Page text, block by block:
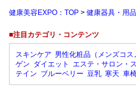
健康美容EXPO：TOP > 健康器具・用品
■注目カテゴリ・コンテンツ
スキンケア 男性化粧品（メンズコス
ゲン ダイエット エステ・サロン・
テイン ブルーベリー 豆乳 寒天 車